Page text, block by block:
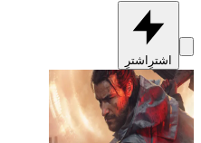
اشترِ اشترِ